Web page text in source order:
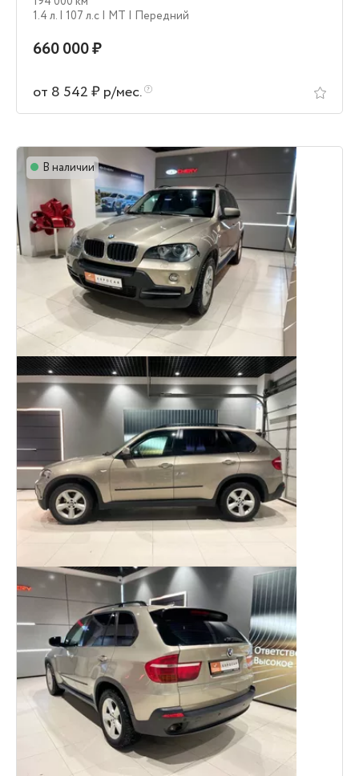
1.4 л. | 107 л.c | MT | Передний
660 000 ₽
от 8 542 ₽ р/мес.
В наличии